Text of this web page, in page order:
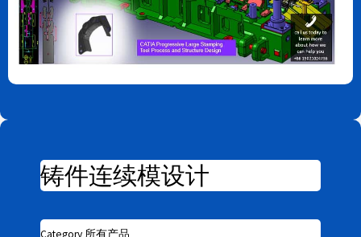
铸件连续模设计
Category 所有产品